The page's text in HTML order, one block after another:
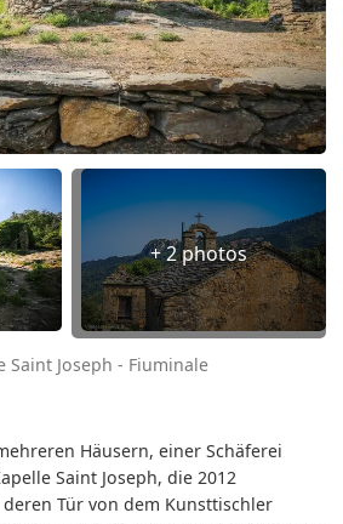
+ 2 photos
Saint Joseph - Fiuminale
Häusern, einer Schäferei
Saint Joseph, die 2012
Tür von dem Kunsttischler